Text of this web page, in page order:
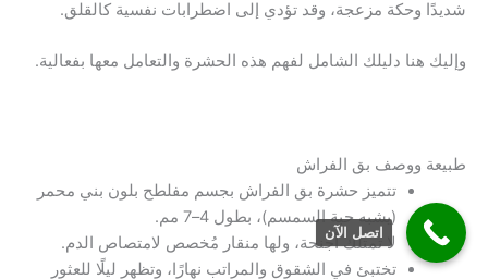
شديدًا وحكة مزعجة، وقد تؤدي إلى اضطرابات نفسية كالقلق.
وإليك هنا دليلك الشامل لفهم هذه الحشرة والتعامل معها بفعالية.
طبيعة ووصف بق الفراش
تتميز حشرة بق الفراش بجسم مفلطح بلون بني محمر
(يشبه حبة السمسم)، بطول 4–7 مم.
لا تمتلك أجنحة، ولها منقار مُخصص لامتصاص الدم.
تختبئ في الشقوق والمراتب نهارًا، وتظهر ليلًا للعثور
اتصل الآن